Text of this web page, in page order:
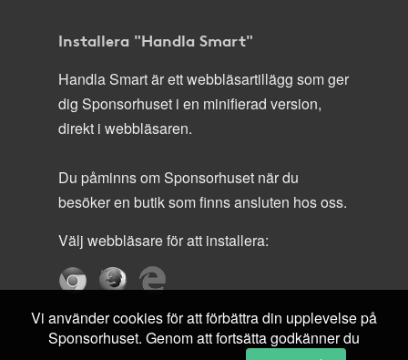
Installera "Handla Smart"
Handla Smart är ett webbläsartillägg som ger
dig Sponsorhuset i en minifierad version,
direkt i webbläsaren.
Du påminns om Sponsorhuset när du
besöker en butik som finns ansluten hos oss.
Välj webbläsare för att installera:
Vi använder cookies för att förbättra din upplevelse på
Sponsorhuset. Genom att fortsätta godkänner du